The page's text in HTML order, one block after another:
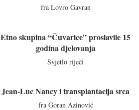
fra Lovro Gavran
Etno skupina “Čuvarice” proslavile 15
godina djelovanja
Svjetlo riječi
Jean-Luc Nancy i transplantacija srca
fra Goran Azinović